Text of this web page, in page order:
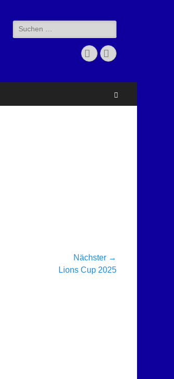
Suche
nach:
FacebookInstagram
Nächster →
Lions Cup 2025